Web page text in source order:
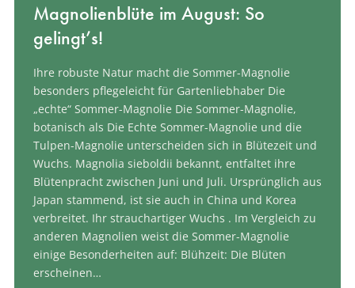
Magnolienblüte im August: So
gelingt’s!
Ihre robuste Natur macht die Sommer-Magnolie
besonders pflegeleicht für Gartenliebhaber Die
„echte“ Sommer-Magnolie Die Sommer-Magnolie,
botanisch als Die Echte Sommer-Magnolie und die
Tulpen-Magnolie unterscheiden sich in Blütezeit und
Wuchs. Magnolia sieboldii bekannt, entfaltet ihre
Blütenpracht zwischen Juni und Juli. Ursprünglich aus
Japan stammend, ist sie auch in China und Korea
verbreitet. Ihr strauchartiger Wuchs . Im Vergleich zu
anderen Magnolien weist die Sommer-Magnolie
einige Besonderheiten auf: Blühzeit: Die Blüten
erscheinen…